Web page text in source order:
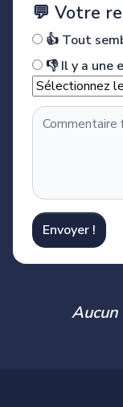
💬 Votre
👍 Tout
👎 Il y a une
Envoyer !
Aucun